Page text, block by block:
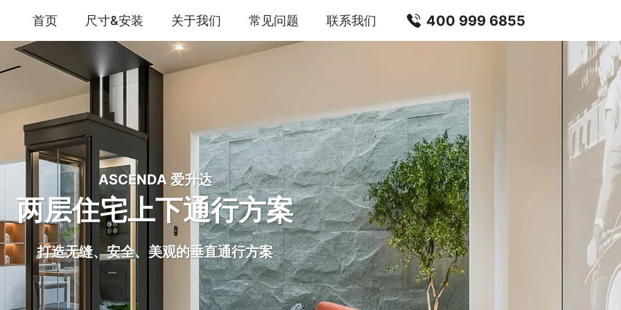
首页 尺寸&安装 关于我们 常见问题 联系我们 400 999 6855
ASCENDA 爱升达
两层住宅上下通行方案
打造无缝、安全、美观的垂直通行方案